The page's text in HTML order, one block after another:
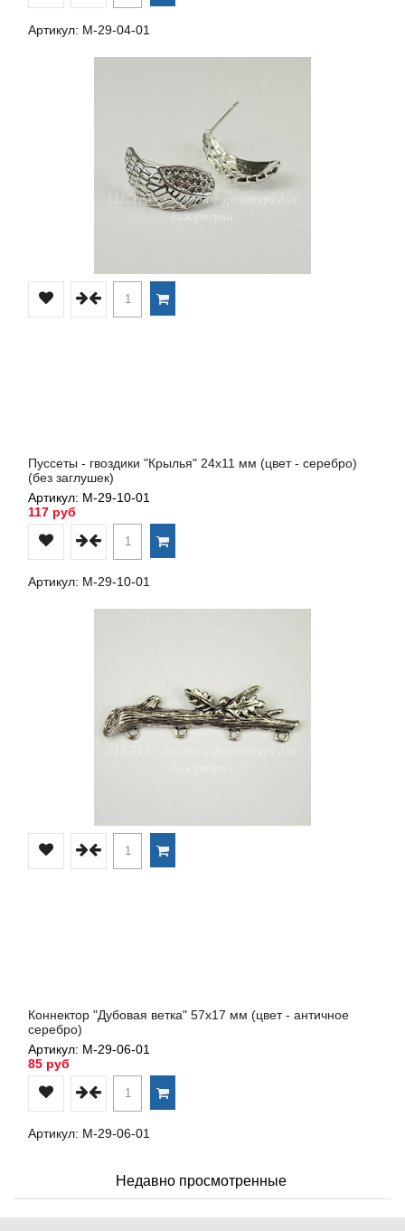
Артикул: М-29-04-01
Пуссеты - гвоздики "Крылья" 24х11 мм (цвет - серебро)
(без заглушек)
Артикул: М-29-10-01
117 руб
Артикул: М-29-10-01
Коннектор "Дубовая ветка" 57х17 мм (цвет - античное
серебро)
Артикул: М-29-06-01
85 руб
Артикул: М-29-06-01
Недавно просмотренные